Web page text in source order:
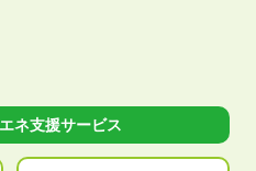
ネ支援サービス